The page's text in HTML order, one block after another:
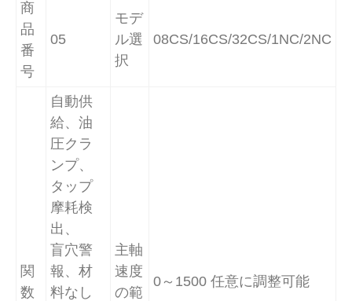
商
品
番
号
05
モデ
ル選
択
08CS/16CS/32CS/1NC/2NC
関
数
自動供
給、油
圧クラ
ンプ、
タップ
摩耗検
出、
盲穴警
報、材
料なし
主軸
速度
の範
0～1500 任意に調整可能